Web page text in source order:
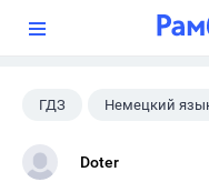
ГДЗ Немецкий
Doter